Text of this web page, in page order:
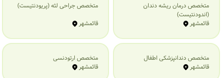
متخصص درمان ریشه دندان
(اندودنتیست)
قائمشهر
متخصص جراحی لثه (پریودنتیست)
قائمشهر
متخصص دندانپزشکی اطفال
قائمشهر
متخصص ارتودنسی
قائمشهر